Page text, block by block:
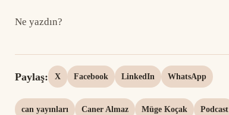
Ne yazdın?
Paylaş: X Facebook LinkedIn WhatsApp
can yayınları Caner Almaz Müge Koçak Podcast